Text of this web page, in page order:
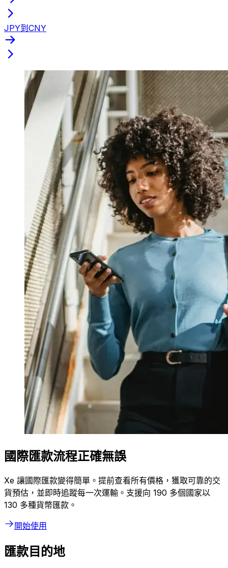
JPY到CNY
國際匯款流程正確無誤
Xe 讓國際匯款變得簡單。提前查看所有價格，獲取可靠的交
貨預估，並即時追蹤每一次運輸。支援向 190 多個國家以
130 多種貨幣匯款。
開始使用
匯款目的地